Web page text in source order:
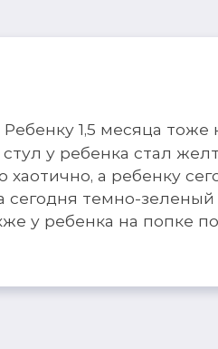
1,5 месяца тоже
у ребенка стал
а ребенку
сегодня темно-
у ребенка на попке